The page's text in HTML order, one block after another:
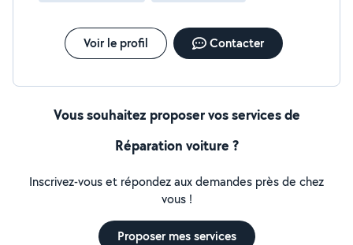
Voir le profil Contacter
Vous souhaitez proposer vos services de
Réparation voiture ?
Inscrivez-vous et répondez aux demandes près de chez
vous !
Proposer mes services